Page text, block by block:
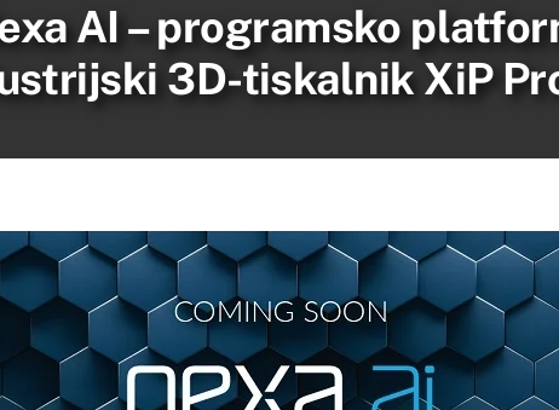
AI – programsko
3D-tiskalnik XiP